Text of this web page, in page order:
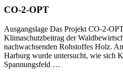
CO-2-OPT
Ausgangslage Das Projekt CO-2-
Klimaschutzbeitrag der
nachwachsenden Rohstoffes Holz.
Harburg wurde untersucht, wie sich
Spannungsfeld …